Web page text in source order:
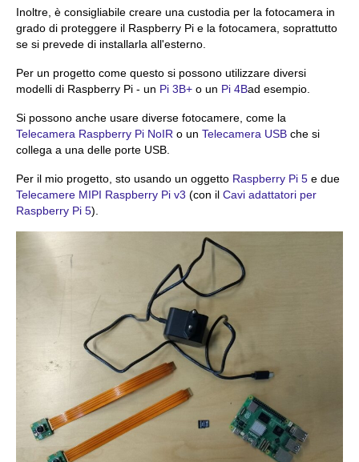
Inoltre, è consigliabile creare una custodia per la fotocamera in
grado di proteggere il Raspberry Pi e la fotocamera, soprattutto
se si prevede di installarla all'esterno.
Per un progetto come questo si possono utilizzare diversi
modelli di Raspberry Pi - un Pi 3B+ o un Pi 4Bad esempio.
Si possono anche usare diverse fotocamere, come la
Telecamera Raspberry Pi NoIR o un Telecamera USB che si
collega a una delle porte USB.
Per il mio progetto, sto usando un oggetto Raspberry Pi 5 e due
Telecamere MIPI Raspberry Pi v3 (con il Cavi adattatori per
Raspberry Pi 5).